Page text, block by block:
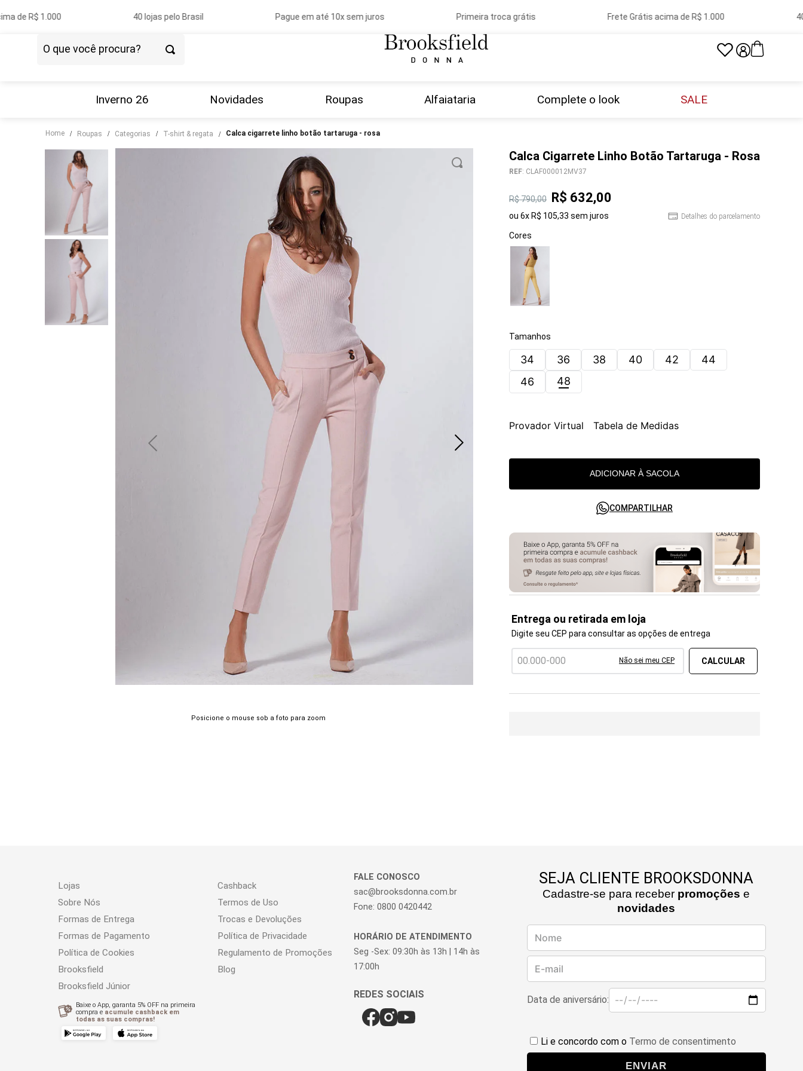
de R$ 1.000 40 lojas pelo Brasil Pague em até 10x sem juros Primeira troca grátis Frete Grátis acima de R$ 1.000
Inverno 26 Novidades Roupas Alfaiataria Complete o look SALE
Home roupas categorias t-shirt & regata calca cigarrete linho botão tartaruga - rosa
Posicione o mouse sob a foto para zoom
Calca Cigarrete Linho Botão Tartaruga - Rosa
REF: CLAF000012MV37
R$790,00 R$ 632,00
ou 6x R$ 105,33 sem juros Detalhes do parcelamento
Cores
Tamanhos
34 36 38 40 42
44
46
48
Provador Virtual Tabela de Medidas
ADICIONAR À SACOLA
COMPARTILHAR
Entrega ou retirada em loja
Digite seu CEP para consultar as opções de entrega
Não sei meu CEP
Lojas
Cashback
Sobre Nós
Termos de Uso
Formas de Entrega
Trocas e Devoluções
Formas de Pagamento
Política de Privacidade
Política de Cookies
Regulamento de Promoções
Brooksfield
Blog
Brooksfield Júnior
Baixe o App, garanta 5% OFF na primeira
compra e acumule cashback em
todas as suas compras!
FALE CONOSCO
sac@brooksdonna.com.br
Fone: 0800 0420442
HORÁRIO DE ATENDIMENTO
Seg -Sex: 09:30h às 13h | 14h às
17:00h
SEJA CLIENTE BROOKSDONNA
Cadastre-se para receber promoções e
novidades
Data de aniversário:
Li e concordo com o Termo de consentimento
ENVIAR
3º
calça
blusa
tricot
camisa
saia
8º
couro
calça jeans
jeans